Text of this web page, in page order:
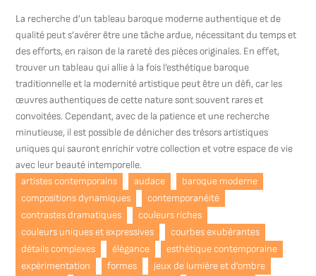
La recherche d’un tableau baroque moderne authentique et de
qualité peut s’avérer être une tâche ardue, nécessitant du temps et
des efforts, en raison de la rareté des pièces originales. En effet,
trouver un tableau qui allie à la fois l’esthétique baroque
traditionnelle et la modernité artistique peut être un défi, car les
œuvres authentiques de cette nature sont souvent rares et
convoitées. Cependant, avec de la patience et une recherche
minutieuse, il est possible de dénicher des trésors artistiques
uniques qui sauront enrichir votre collection et votre espace de vie
avec leur beauté intemporelle.
artistes contemporains
audace
baroque moderne
compositions dynamiques
contemporanéité
contrastes dramatiques
couleurs riches
couleurs uniques et expressives
courbes exubérantes
détails complexes
élégance
esthétique contemporaine
expérimentation
formes
jeux de lumière et d'ombre